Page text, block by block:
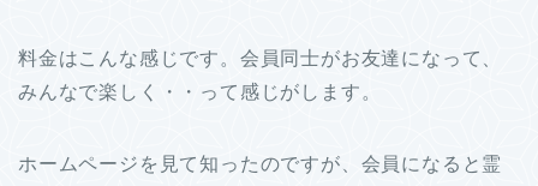
料金はこんな感じです。会員同士がお友達になって、
みんなで楽しく・・って感じがします。
ホームページを見て知ったのですが、会員になると霊